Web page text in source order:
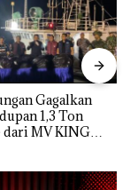
1,3 Ton
dari MV KING